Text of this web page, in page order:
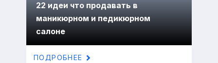
22 идеи что продавать в
маникюрном и педикюрном
салоне
ПОДРОБНЕЕ